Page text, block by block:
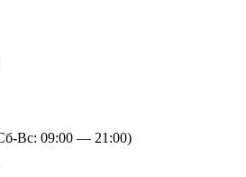
Вс: 09:00 — 21:00)